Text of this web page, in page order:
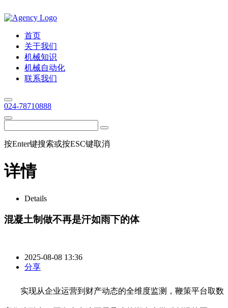
首页
关于我们
机械知识
机械自动化
联系我们
024-78710888
按Enter键搜索或按ESC键取消
详情
Details
混凝土制做不再是汗如雨下的体
2025-08-08 13:36
分享
实现从企业运营到财产动态的全维度监测，鞭策平台取数